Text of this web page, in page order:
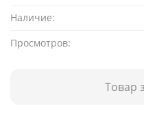
Наличие:
Просмотров:
Товар